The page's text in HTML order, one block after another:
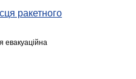
ракетного
евакуаційна